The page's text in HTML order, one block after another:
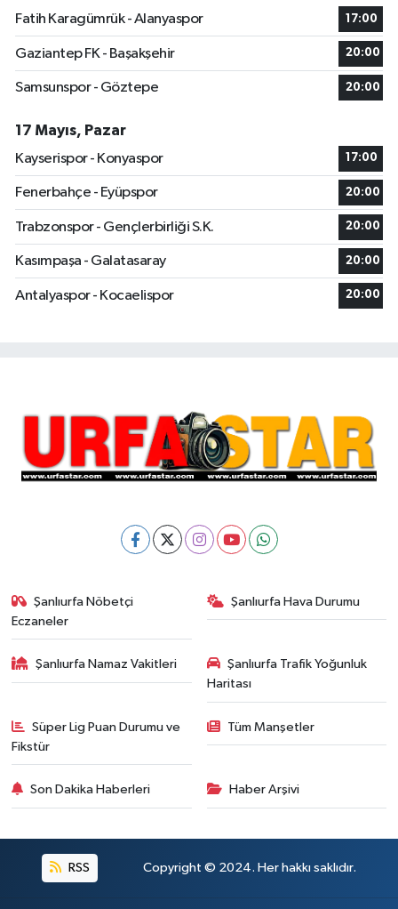
Fatih Karagümrük - Alanyaspor
17:00
Gaziantep FK - Başakşehir 20:00
Samsunspor - Göztepe 20:00
17 Mayıs, Pazar
Kayserispor - Konyaspor
17:00
Fenerbahçe - Eyüpspor 20:00
Trabzonspor - Gençlerbirliği S.K. 20:00
Kasımpaşa - Galatasaray 20:00
Antalyaspor - Kocaelispor 20:00
Şanlıurfa Nöbetçi
Eczaneler
Şanlıurfa Hava Durumu
Şanlıurfa Namaz Vakitleri
Şanlıurfa Trafik Yoğunluk
Haritası
Süper Lig Puan Durumu ve
Fikstür
Tüm Manşetler
Son Dakika Haberleri Haber Arşivi
RSS Copyright © 2024. Her hakkı saklıdır.